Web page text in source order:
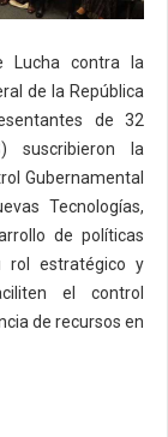
Lucha contra la
de la República
de 32
suscribieron la
Gubernamental
Tecnologías,
de políticas
rol estratégico y
el control
de recursos en